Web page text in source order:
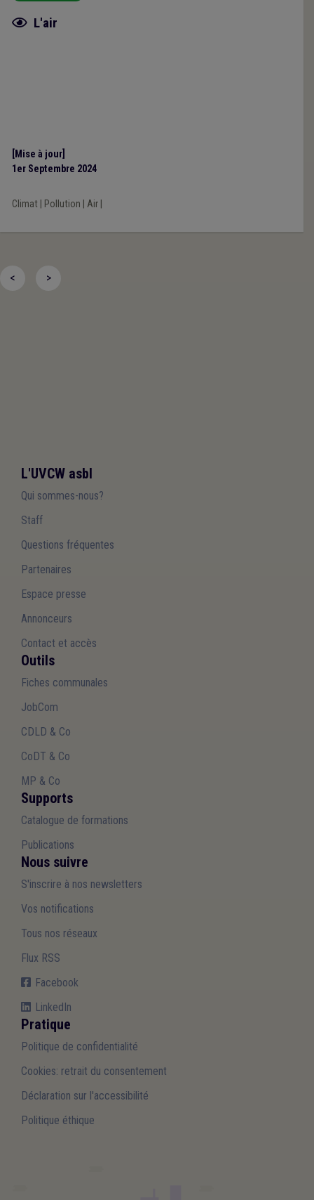
Fiche focus
L'air
[Mise à jour]
1er Septembre 2024
Climat| Pollution Air|
< >
L'UVCW asbl
Qui sommes-nous?
Staff
Questions fréquentes
Partenaires
Espace presse
Annonceurs
Contact et accès
Outils
Fiches communales
JobCom
CDLD & Co
CoDT & Co
MP & Co
Supports
Catalogue de formations
Publications
Nous suivre
S'inscrire à nos newsletters
Vos notifications
Tous nos réseaux
Flux RSS
Facebook
LinkedIn
Pratique
Politique de confidentialité
Cookies: retrait du consentement
Déclaration sur l'accessibilité
Politique éthique